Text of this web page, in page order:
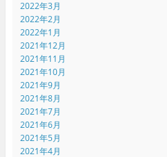
2022年3月
2022年2月
2022年1月
2021年12月
2021年11月
2021年10月
2021年9月
2021年8月
2021年7月
2021年6月
2021年5月
2021年4月